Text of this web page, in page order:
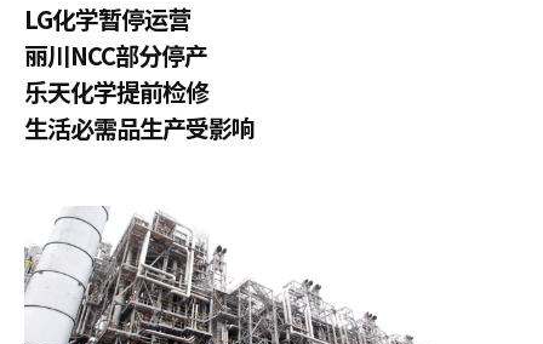
LG化学暂停运营
丽川NCC部分停产
乐天化学提前检修
生活必需品生产受影响